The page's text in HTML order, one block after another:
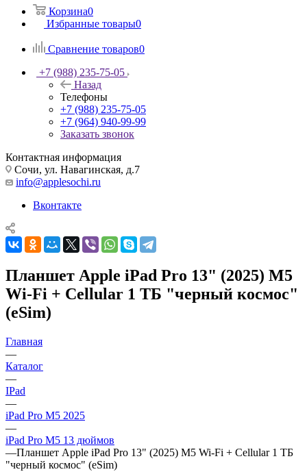
Корзина0
Избранные товары0
Сравнение товаров0
+7 (988) 235-75-05
Назад
Телефоны
+7 (988) 235-75-05
+7 (964) 940-99-99
Заказать звонок
Контактная информация
Сочи, ул. Навагинская, д.7
info@applesochi.ru
Вконтакте
Планшет Apple iPad Pro 13" (2025) M5
Wi-Fi + Cellular 1 ТБ "черный космос"
(eSim)
Главная
—
Каталог
—
IPad
—
iPad Pro M5 2025
—
iPad Pro M5 13 дюймов
—Планшет Apple iPad Pro 13" (2025) M5 Wi-Fi + Cellular 1 ТБ
"черный космос" (eSim)